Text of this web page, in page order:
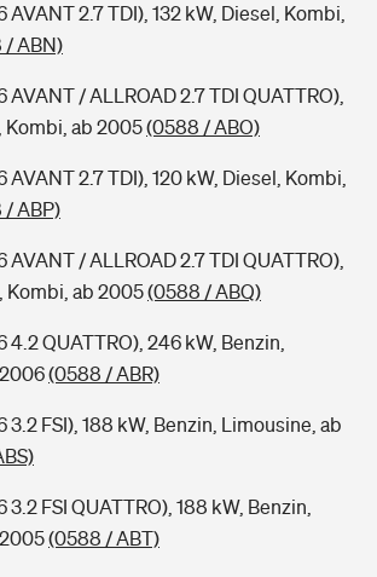
AVANT 2.7 TDI), 132 kW, Diesel, Kombi,
/ ABN)
AVANT / ALLROAD 2.7 TDI QUATTRO),
Kombi, ab 2005(0588 / ABO)
AVANT 2.7 TDI), 120 kW, Diesel, Kombi,
ABP)
AVANT / ALLROAD 2.7 TDI QUATTRO),
Kombi, ab 2005(0588 / ABQ)
4.2 QUATTRO), 246 kW, Benzin,
(0588 / ABR)
3.2 FSI), 188 kW, Benzin, Limousine, ab
3.2 FSI QUATTRO), 188 kW, Benzin,
(0588 / ABT)